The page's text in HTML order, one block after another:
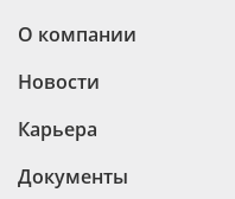
О компании
Новости
Карьера
Документы